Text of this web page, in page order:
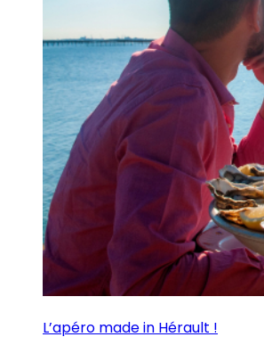
L’apéro made in Hérault !